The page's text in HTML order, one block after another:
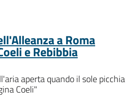
a Roma
e Rebibbia
aperta quando il sole picchia
Coeli"